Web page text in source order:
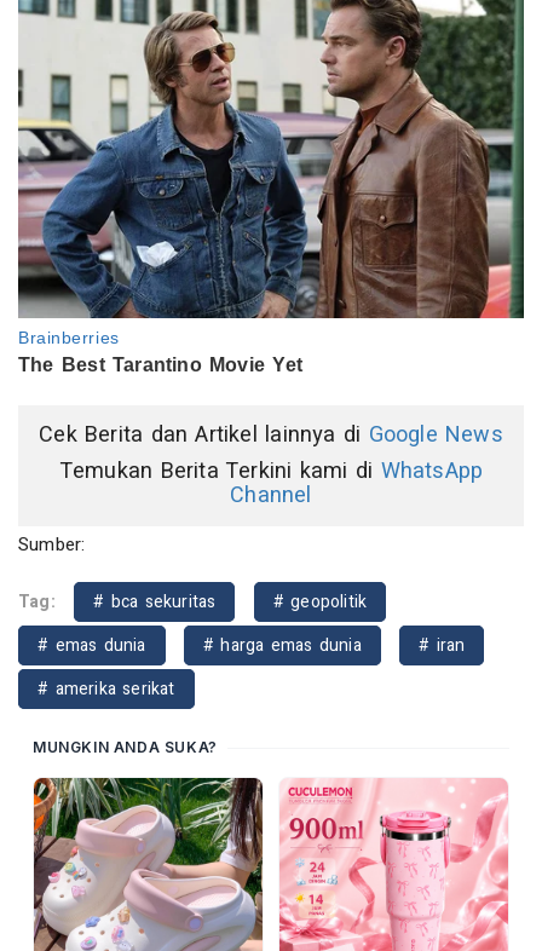
Cek Berita dan Artikel lainnya di Google News
Temukan Berita Terkini kami di WhatsApp
Channel
Sumber:
Tag: # bca sekuritas
# geopolitik
# emas dunia
# harga emas dunia
# iran
# amerika serikat